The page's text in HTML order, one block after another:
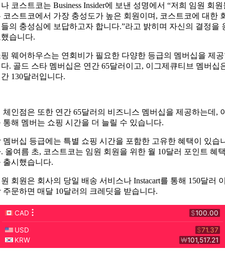
코스트코는 Business Insider에 보낸 성명에서 “저희 임원 회원
코스트코에서 가장 충성도가 높은 회원이며, 코스트코에 대한
의 충성심에 보답하고자 합니다.”라고 밝히며 자신의 결정을
습니다.
웨어하우스는 연회비가 필요한 다양한 등급의 멤버십을 제
. 골드 스타 멤버십은 연간 65달러이고, 이그제큐티브 멤버십
130달러입니다.
체인점은 또한 연간 65달러의 비즈니스 멤버십을 제공하는데,
통해 멤버는 쇼핑 시간을 더 늘릴 수 있습니다.
멤버십 등급에는 특별 쇼핑 시간을 포함한 고유한 혜택이 있습
올여름 초, 코스트코는 임원 회원을 위한 월 10달러 포인트 혜
출시했습니다.
회원은 회사의 당일 배송 서비스나 Instacart를 통해 150달러
주문하면 매달 10달러의 크레딧을 받습니다.